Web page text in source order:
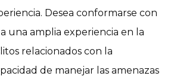
Desea conformarse con
una amplia experiencia en la
relacionados con la
de manejar las amenazas